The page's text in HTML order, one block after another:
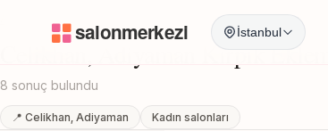
İstanbul
Kirpik Ekleme
Celikhan, Adiyaman Kirpik Ekleme
8 sonuç bulundu
📍 Celikhan, Adiyaman Kadın salonları